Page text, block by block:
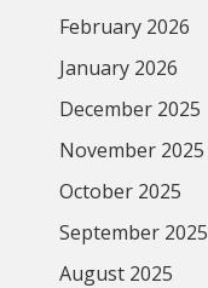
February 2026
January 2026
December 2025
November 2025
October 2025
September 2025
August 2025